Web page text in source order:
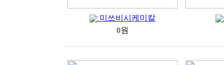
미쓰비시케미칼
0원